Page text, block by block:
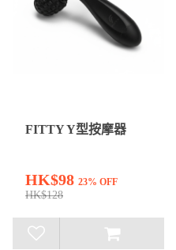
FITTY Y型按摩器
HK$98 23% OFF
HK$128